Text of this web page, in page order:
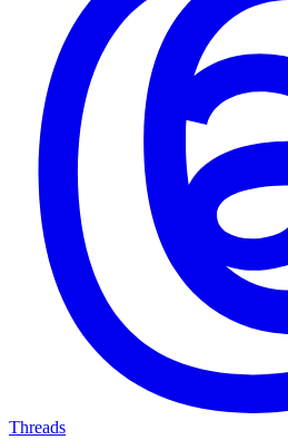
Threads